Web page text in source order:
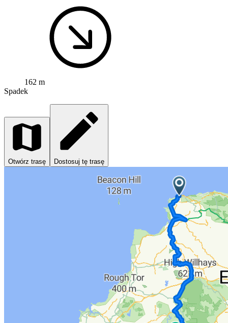
162 m
Spadek
Otwórz trasę Dostosuj tę trasę